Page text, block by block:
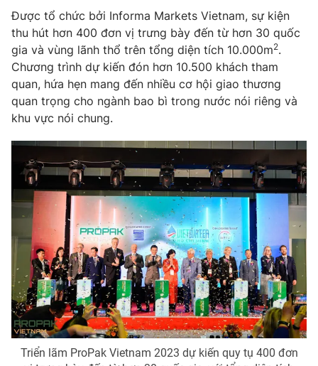
Câu chuyện quốc tế
Thị trường
Góc doanh nghiệp
Dữ liệu và đời sống
Truyền hình
Phim VTV
Hậu trường
Nhân vật
Khán giả
Giải sao mai
Giải trí
Điện ảnh
Sao
Du lịch
Làm đẹp
Chất lượng cuộc sống
Giáo dục
Tuyển sinh
Học trực tuyến
Công nghệ
Hitech Công nghệ tương lai
Sản phẩm
Thị trường
Tư vấn
Giao lưu trực tuyến
Lịch phát sóng
Chuyên mục khác
Được tổ chức bởi Informa Markets Vietnam, sự kiện
thu hút hơn 400 đơn vị trưng bày đến từ hơn 30 quốc
gia và vùng lãnh thổ trên tổng diện tích 10.000m2.
Chương trình dự kiến đón hơn 10.500 khách tham
quan, hứa hẹn mang đến nhiều cơ hội giao thương
quan trọng cho ngành bao bì trong nước nói riêng và
khu vực nói chung.
Triển lãm ProPak Vietnam 2023 dự kiến quy tụ 400 đơn